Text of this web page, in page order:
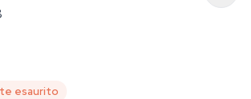
esaurito